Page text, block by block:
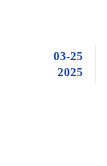
03-25
2025